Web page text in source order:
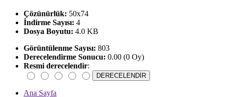
Çözünürlük: 50x74
İndirme Sayısı: 4
Dosya Boyutu: 4.0 KB
Görüntülenme Sayısı: 803
Derecelendirme Sonucu: 0.00 (0 Oy)
Resmi derecelendir:
Ana Sayfa